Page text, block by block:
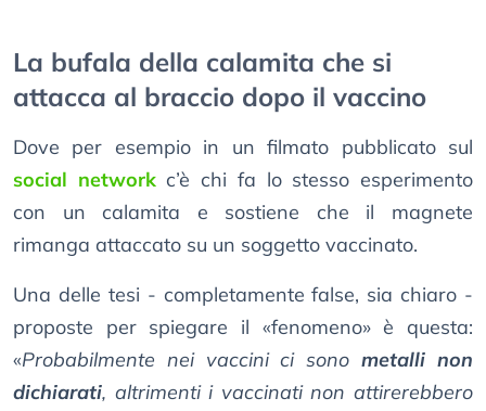
La bufala della calamita che si
attacca al braccio dopo il vaccino
Dove per esempio in un filmato pubblicato sul
social networkc’è chi fa lo stesso esperimento
con un calamita e sostiene che il magnete
rimanga attaccato su un soggetto vaccinato.
Una delle tesi - completamente false, sia chiaro -
proposte per spiegare il «fenomeno» è questa:
«Probabilmente nei vaccini ci sonometalli non
dichiarati, altrimenti i vaccinati non attirerebbero